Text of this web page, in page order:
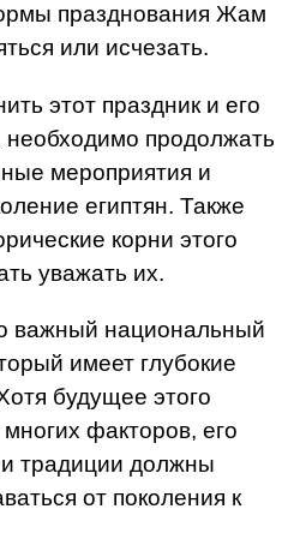
празднования Жам
или исчезать.
этот праздник и его
необходимо продолжать
мероприятия и
египтян. Также
корни этого
уважать их.
национальный
имеет глубокие
будущее этого
факторов, его
и традиции должны
от поколения к